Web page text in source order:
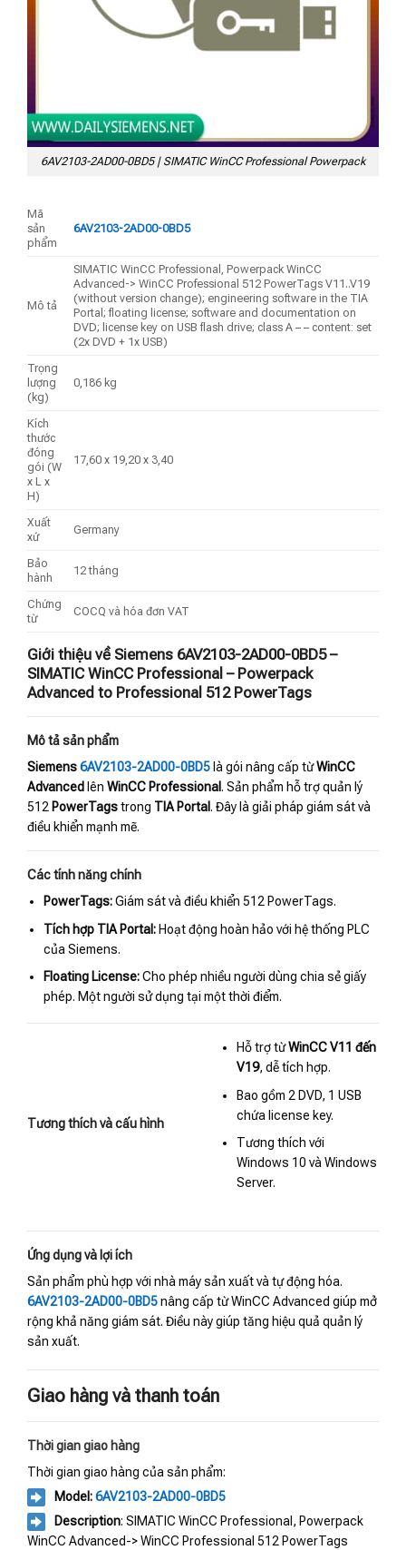
6AV2103-2AD00-0BD5 | SIMATIC WinCC Professional Powerpack
Mã
sản
phẩm
6AV2103-2AD00-0BD5
Mô tả
SIMATIC WinCC Professional, Powerpack WinCC
Advanced-> WinCC Professional 512 PowerTags V11..V19
(without version change); engineering software in the TIA
Portal; floating license; software and documentation on
DVD; license key on USB flash drive; class A – – content: set
(2x DVD + 1x USB)
Trọng
lượng
(kg)
0,186 kg
Kích
thước
đóng
gói (W
x L x
H)
17,60 x 19,20 x 3,40
Xuất
xứ
Germany
Bảo
hành
12 tháng
Chứng
từ
COCQ và hóa đơn VAT
Giới thiệu về Siemens 6AV2103-2AD00-0BD5 –
SIMATIC WinCC Professional – Powerpack
Advanced to Professional 512 PowerTags
Mô tả sản phẩm
Siemens6AV2103-2AD00-0BD5 là gói nâng cấp từWinCC
Advanced lên WinCC Professional. Sản phẩm hỗ trợ quản lý
512 PowerTagstrong TIA Portal. Đây là giải pháp giám sát và
điều khiển mạnh mẽ.
Các tính năng chính
PowerTags:Giám sát và điều khiển 512 PowerTags.
Tích hợp TIA Portal: Hoạt động hoàn hảo với hệ thống PLC
của Siemens.
Floating License:Cho phép nhiều người dùng chia sẻ giấy
phép. Một người sử dụng tại một thời điểm.
Tương thích và cấu hình
Hỗ trợ từWinCC V11 đến
V19, dễ tích hợp.
Bao gồm 2 DVD, 1 USB
chứa license key.
Tương thích với
Windows 10 và Windows
Server.
Ứng dụng và lợi ích
Sản phẩm phù hợp với nhà máy sản xuất và tự động hóa.
6AV2103-2AD00-0BD5nâng cấp từ WinCC Advanced giúp mở
rộng khả năng giám sát. Điều này giúp tăng hiệu quả quản lý
sản xuất.
Giao hàng và thanh toán
Thời gian giao hàng
Thời gian giao hàng của sản phẩm:
Model:6AV2103-2AD00-0BD5
Description: SIMATIC WinCC Professional, Powerpack
WinCC Advanced-> WinCC Professional 512 PowerTags